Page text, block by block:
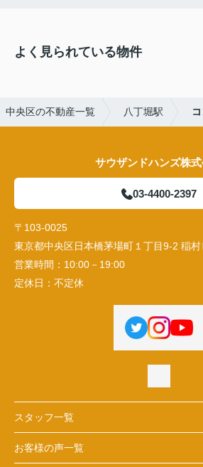
よく見られている物件
中央区の不動産一覧 八丁堀駅
サウザンドハンズ株
03-4400-2397
〒103-0025
東京都中央区日本橋茅場町１丁目9-2 稲
営業時間： 10:00－19:00
定休日： 不定休
スタッフ一覧
お客様の声一覧